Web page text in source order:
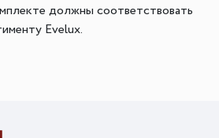
должны соответствовать
Evelux.